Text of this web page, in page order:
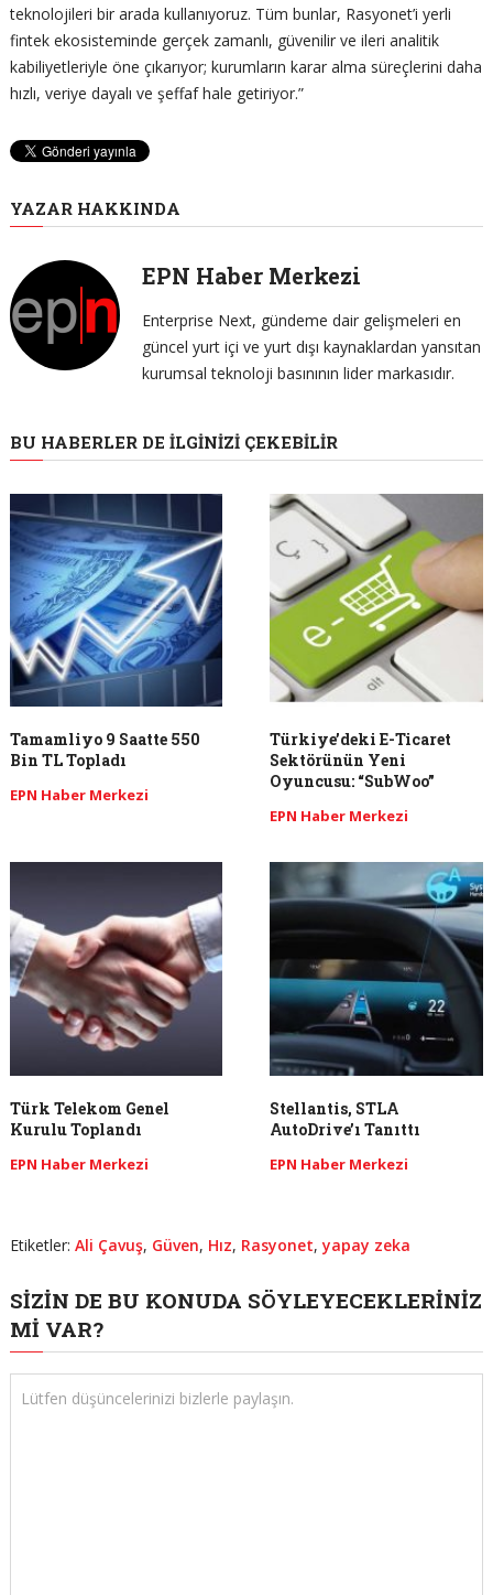
teknolojileri bir arada kullanıyoruz. Tüm bunlar, Rasyonet’i yerli
fintek ekosisteminde gerçek zamanlı, güvenilir ve ileri analitik
kabiliyetleriyle öne çıkarıyor; kurumların karar alma süreçlerini daha
hızlı, veriye dayalı ve şeffaf hale getiriyor.”
YAZAR HAKKINDA
EPN Haber Merkezi
Enterprise Next, gündeme dair gelişmeleri en
güncel yurt içi ve yurt dışı kaynaklardan yansıtan
kurumsal teknoloji basınının lider markasıdır.
BU HABERLER DE İLGINIZI ÇEKEBILIR
Tamamliyo 9 Saatte 550
Bin TL Topladı
EPN Haber Merkezi
Türkiye’deki E-Ticaret
Sektörünün Yeni
Oyuncusu: “SubWoo”
EPN Haber Merkezi
Türk Telekom Genel
Kurulu Toplandı
EPN Haber Merkezi
Stellantis, STLA
AutoDrive’ı Tanıttı
EPN Haber Merkezi
Etiketler: Ali Çavuş, Güven, Hız, Rasyonet,yapay zeka
SIZIN DE BU KONUDA SÖYLEYECEKLERINIZ
MI VAR?